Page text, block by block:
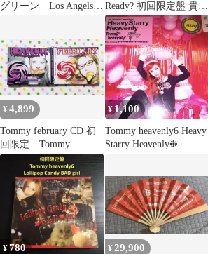
グリーン Los Angels
Ready? 初回限定盤 貴重
未開封 ステッカー
¥4,899
Tommy february CD 初
回限定 Tommy
heavenly
¥ 1,100
Tommy heavenly6 Heavy
Starry Heavenly❉
¥780 ¥ 29,900